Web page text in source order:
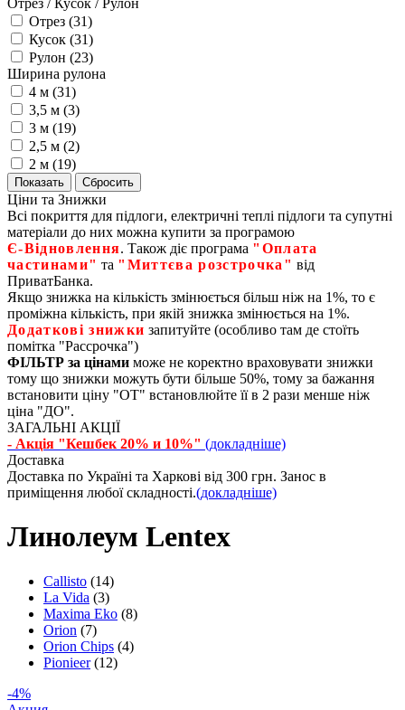
Отрез / Кусок / Рулон
Отрез (31)
Кусок (31)
Рулон (23)
Ширина рулона
4 м (31)
3,5 м (3)
3 м (19)
2,5 м (2)
2 м (19)
Ціни та Знижки
Всі покриття для підлоги, електричні теплі підлоги та супутні
матеріали до них можна купити за програмою
Є‑Відновлення. Також діє програма "Оплата
частинами" та "Миттєва розстрочка" від
ПриватБанка.
Якщо знижка на кількість змінюється більш ніж на 1%, то є
проміжна кількість, при якій знижка змінюється на 1%.
Додаткові знижки запитуйте (особливо там де стоїть
помітка "Рассрочка")
ФІЛЬТР за цінами може не коректно враховувати знижки
тому що знижки можуть бути більше 50%, тому за бажання
встановити ціну "ОТ" встановлюйте її в 2 рази менше ніж
ціна "ДО".
ЗАГАЛЬНІ АКЦІЇ
- Акція "Кешбек 20% и 10%" (докладніше)
Доставка
Доставка по Україні та Харкові від 300 грн. Занос в
приміщення любої складності.(докладніше)
Линолеум Lentex
Callisto (14)
La Vida (3)
Maxima Eko (8)
Orion (7)
Orion Chips (4)
Pionieer (12)
-4%